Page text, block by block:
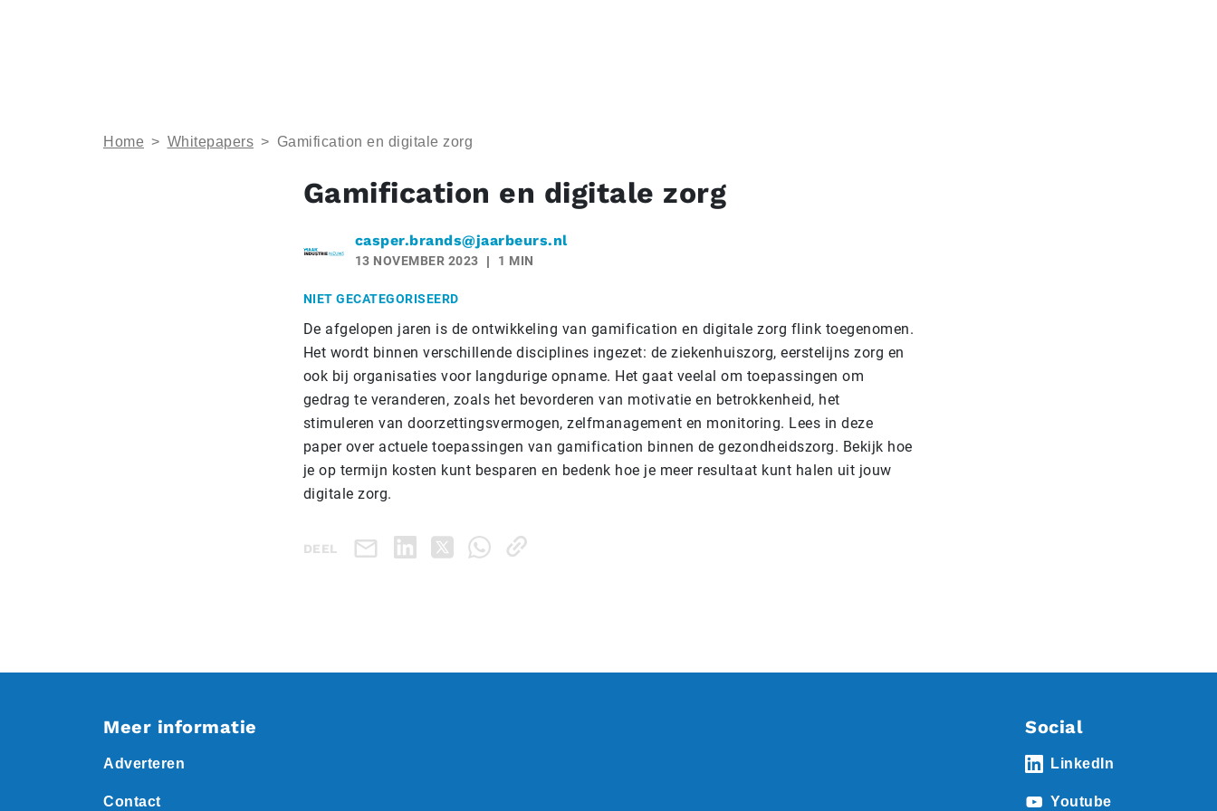
Home > Whitepapers > Gamification en digitale zorg
Gamification en digitale zorg
casper.brands@jaarbeurs.nl
13 NOVEMBER 2023 1 MIN
NIET GECATEGORISEERD
De afgelopen jaren is de ontwikkeling van gamification en digitale zorg flink toegenomen.
Het wordt binnen verschillende disciplines ingezet: de ziekenhuiszorg, eerstelijns zorg en
ook bij organisaties voor langdurige opname. Het gaat veelal om toepassingen om
gedrag te veranderen, zoals het bevorderen van motivatie en betrokkenheid, het
stimuleren van doorzettingsvermogen, zelfmanagement en monitoring. Lees in deze
paper over actuele toepassingen van gamification binnen de gezondheidszorg. Bekijk hoe
je op termijn kosten kunt besparen en bedenk hoe je meer resultaat kunt halen uit jouw
digitale zorg.
DEEL
Meer informatie
Adverteren
Contact
Social
LinkedIn
Youtube